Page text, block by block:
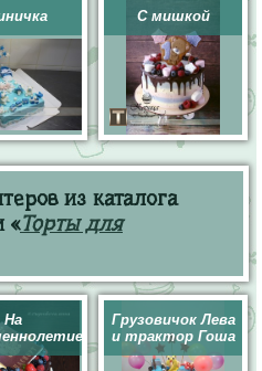
С мишкой
из каталога
«Торты для
На
Грузовичок Лева
и трактор Гоша